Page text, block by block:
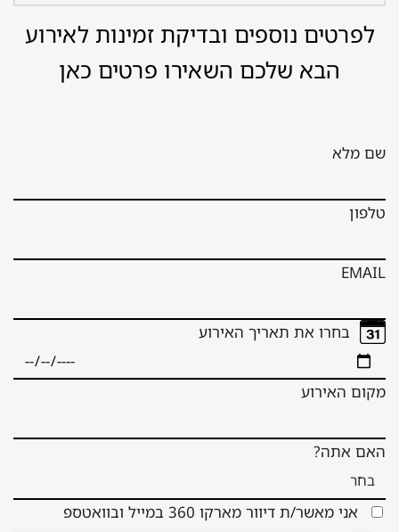
לפרטים נוספים ובדיקת זמינות לאירוע
הבא שלכם השאירו פרטים כאן
שם מלא
טלפון
EMAIL
בחרו את תאריך האירוע
מקום האירוע
האם אתה?
אני מאשר/ת דיוור מארקו 360 במייל ובוואטספ